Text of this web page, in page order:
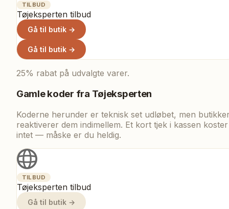
TILBUD
Tøjeksperten tilbud
Gå til butik →
Gå til butik →
25% rabat på udvalgte varer.
Gamle koder fra Tøjeksperten
Koderne herunder er teknisk set udløbet, men
reaktiverer dem indimellem. Et kort tjek i kassen koster
intet — måske er du heldig.
TILBUD
Tøjeksperten tilbud
Gå til butik →